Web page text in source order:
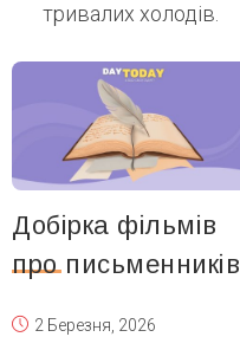
тривалих холодів.
Добірка фільмів
про письменників
2 Березня, 2026